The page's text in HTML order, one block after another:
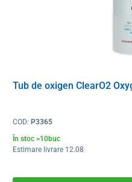
Tub de oxigen ClearO2
COD: P3365
În stoc >10buc
Estimare livrare 12.08